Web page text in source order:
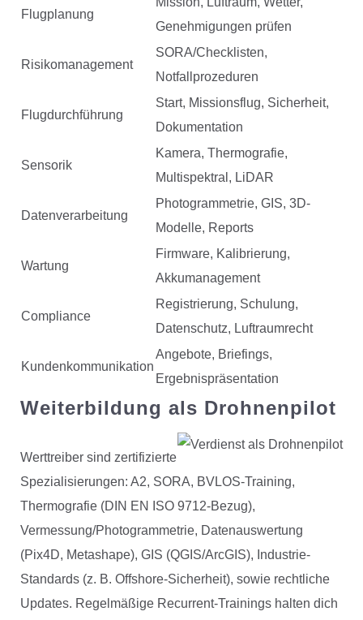
Flugplanung
Genehmigungen prüfen
Risikomanagement
SORA/Checklisten,
Notfallprozeduren
Flugdurchführung
Start, Missionsflug, Sicherheit,
Dokumentation
Sensorik
Kamera, Thermografie,
Multispektral, LiDAR
Datenverarbeitung
Photogrammetrie, GIS, 3D-
Modelle, Reports
Wartung
Firmware, Kalibrierung,
Akkumanagement
Compliance
Registrierung, Schulung,
Datenschutz, Luftraumrecht
Kundenkommunikation
Angebote, Briefings,
Ergebnispräsentation
Weiterbildung als Drohnenpilot
Werttreiber sind zertifizierte
Spezialisierungen: A2, SORA, BVLOS-Training,
Thermografie (DIN EN ISO 9712-Bezug),
Vermessung/Photogrammetrie, Datenauswertung
(Pix4D, Metashape), GIS (QGIS/ArcGIS), Industrie-
Standards (z. B. Offshore-Sicherheit), sowie rechtliche
Updates. Regelmäßige Recurrent-Trainings halten dich